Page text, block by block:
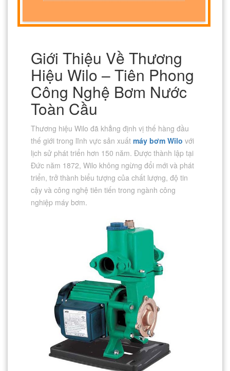
Giới Thiệu Về Thương
Hiệu Wilo – Tiên Phong
Công Nghệ Bơm Nước
Toàn Cầu
Thương hiệu Wilo đã khẳng định vị thế hàng đầu
thế giới trong lĩnh vực sản xuất máy bơm Wilo với
lịch sử phát triển hơn 150 năm. Được thành lập tại
Đức năm 1872, Wilo không ngừng đổi mới và phát
triển, trở thành biểu tượng của chất lượng, độ tin
cậy và công nghệ tiên tiến trong ngành công
nghiệp máy bơm.